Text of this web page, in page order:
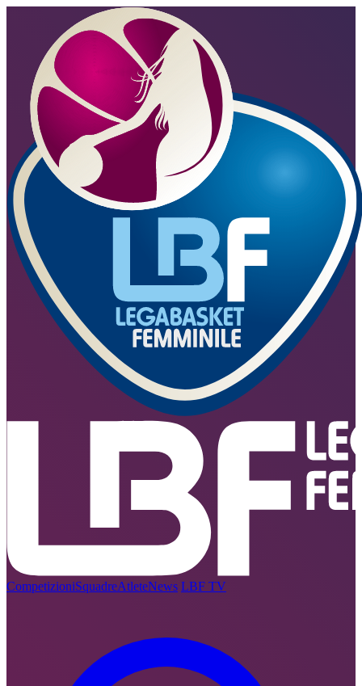
CompetizioniSquadreAtleteNews LBF TV